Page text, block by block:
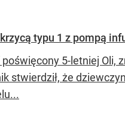
typu 1 z pompą
poświęcony 5-letniej
stwierdził, że